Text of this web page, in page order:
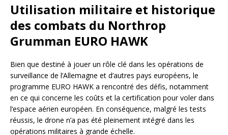
Utilisation militaire et historique
des combats du Northrop
Grumman EURO HAWK
Bien que destiné à jouer un rôle clé dans les opérations de
surveillance de l’Allemagne et d’autres pays européens, le
programme EURO HAWK a rencontré des défis, notamment
en ce qui concerne les coûts et la certification pour voler dans
l’espace aérien européen. En conséquence, malgré les tests
réussis, le drone n’a pas été pleinement intégré dans les
opérations militaires à grande échelle.